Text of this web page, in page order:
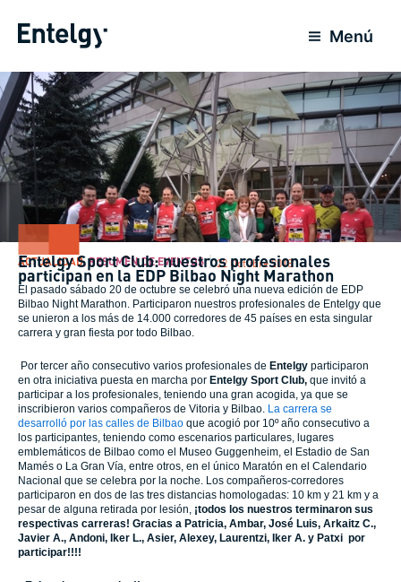
Menú
ACTUALIDAD,RESUMEN DE EVENTOS 22 Octubre 2018
Entelgy Sport Club: nuestros profesionales
participan en la EDP Bilbao Night Marathon
El pasado sábado 20 de octubre se celebró una nueva edición de EDP
Bilbao Night Marathon. Participaron nuestros profesionales de Entelgy que
se unieron a los más de 14.000 corredores de 45 países en esta singular
carrera y gran fiesta por todo Bilbao.
Por tercer año consecutivo varios profesionales de Entelgy participaron
en otra iniciativa puesta en marcha por Entelgy Sport Club, que invitó a
participar a los profesionales, teniendo una gran acogida, ya que se
inscribieron varios compañeros de Vitoria y Bilbao. La carrera se
desarrolló por las calles de Bilbao que acogió por 10º año consecutivo a
los participantes, teniendo como escenarios particulares, lugares
emblemáticos de Bilbao como el Museo Guggenheim, el Estadio de San
Mamés o La Gran Vía, entre otros, en el único Maratón en el Calendario
Nacional que se celebra por la noche. Los compañeros-corredores
participaron en dos de las tres distancias homologadas: 10 km y 21 km y a
pesar de alguna retirada por lesión, ¡todos los nuestros terminaron sus
respectivas carreras! Gracias a Patricia, Ambar, José Luis, Arkaitz C.,
Javier A., Andoni, Iker L., Asier, Alexey, Laurentzi, Iker A. y Patxi por
participar!!!!